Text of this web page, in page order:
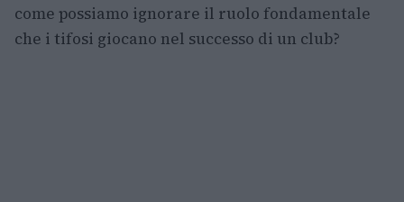
come possiamo ignorare il ruolo fondamentale
che i tifosi giocano nel successo di un club?